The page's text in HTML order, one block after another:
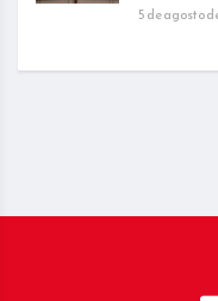
5 de agosto